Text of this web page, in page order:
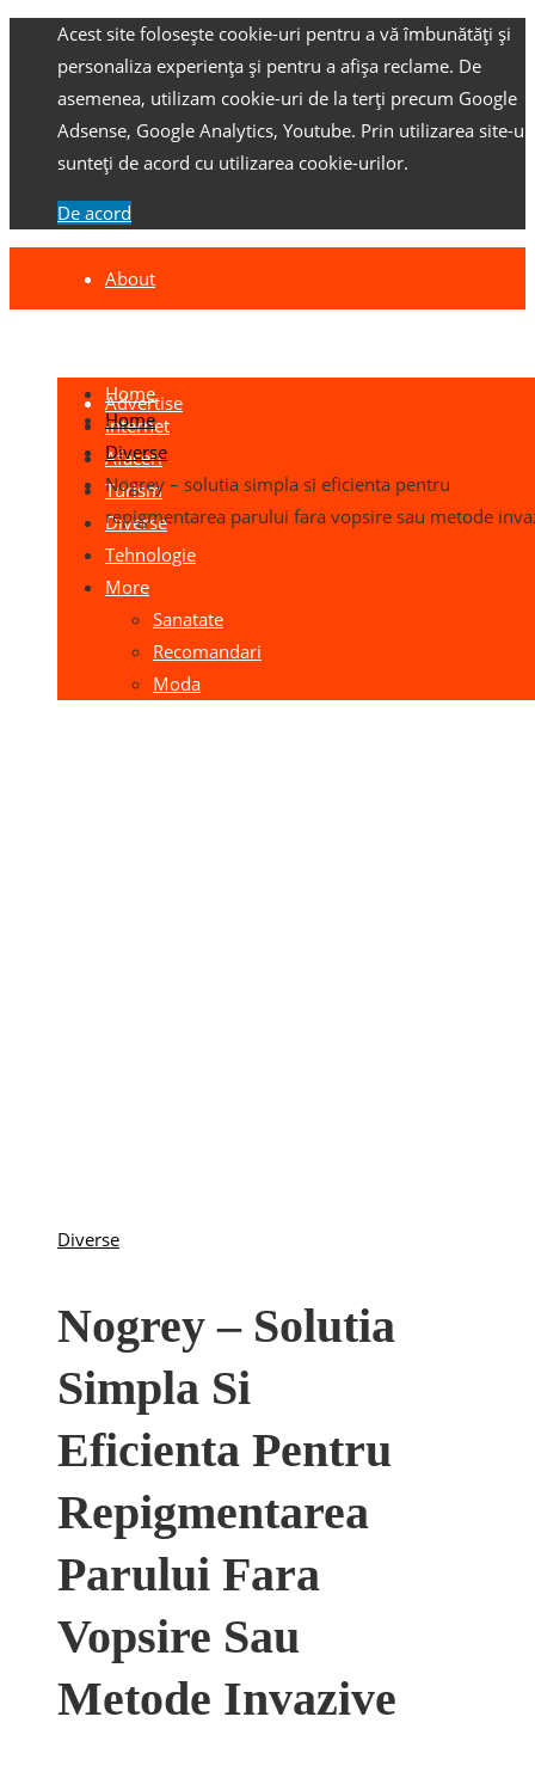
Acest site folosește cookie-uri pentru a vă îmbunătăți și
personaliza experiența și pentru a afișa reclame. De
asemenea, utilizam cookie-uri de la terți precum Google
Adsense, Google Analytics, Youtube. Prin utilizarea site-
sunteți de acord cu utilizarea cookie-urilor.
De acord
About
Advertise
Home
Internet
Afaceri
Turism
Diverse
Tehnologie
More
Sanatate
Recomandari
Moda
Home
Diverse
Nogrey – solutia simpla si eficienta pentru
repigmentarea parului fara vopsire sau metode
Diverse
Nogrey – Solutia
Simpla Si
Eficienta Pentru
Repigmentarea
Parului Fara
Vopsire Sau
Metode Invazive